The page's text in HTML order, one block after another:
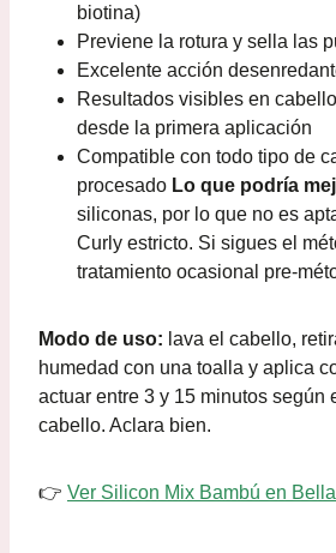
biotina)
Previene la rotura y sella las
Excelente acción
Resultados visibles en
desde la primera aplicación
Compatible con todo tipo de
procesado Lo que podría
siliconas, por lo que no es
Curly estricto. Si sigues el
tratamiento ocasional pre-
Modo de uso: lava el cabello,
humedad con una toalla y aplica
actuar entre 3 y 15 minutos según
cabello. Aclara bien.
👉 Ver Silicon Mix Bambú en